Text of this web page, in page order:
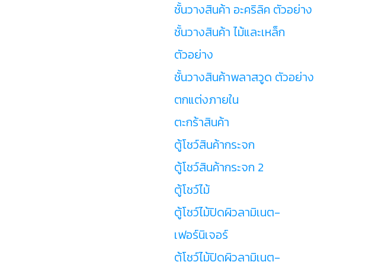
ชั้นวางสินค้า อะคริลิค ตัวอย่าง
ชั้นวางสินค้า ไม้และเหล็ก
ตัวอย่าง
ชั้นวางสินค้าพลาสวูด ตัวอย่าง
ตกแต่งภายใน
ตะกร้าสินค้า
ตู้โชว์สินค้ากระจก
ตู้โชว์สินค้ากระจก 2
ตู้โชว์ไม้
ตู้โชว์ไม้ปิดผิวลามิเนต-
เฟอร์นิเจอร์
ตู้โชว์ไม้ปิดผิวลามิเนต-